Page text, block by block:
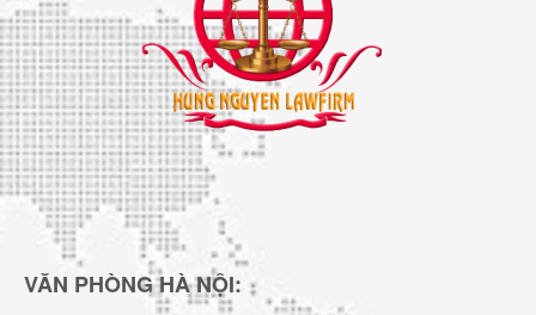
VĂN PHÒNG HÀ NỘI: